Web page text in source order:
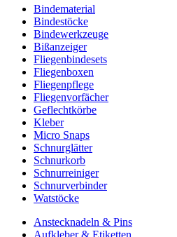
Bindematerial
Bindestöcke
Bindewerkzeuge
Bißanzeiger
Fliegenbindesets
Fliegenboxen
Fliegenpflege
Fliegenvorfächer
Geflechtkörbe
Kleber
Micro Snaps
Schnurglätter
Schnurkorb
Schnurreiniger
Schnurverbinder
Watstöcke
Anstecknadeln & Pins
Aufkleber & Etiketten